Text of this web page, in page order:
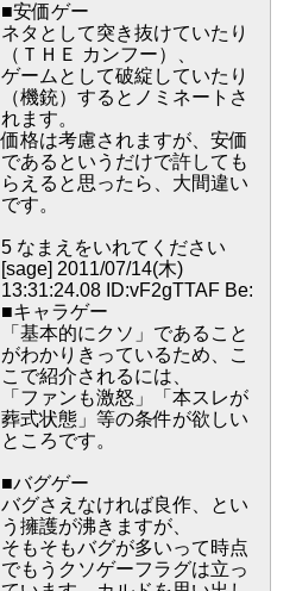
■安価ゲー
ネタとして突き抜けていたり
（ＴＨＥ カンフー）、
ゲームとして破綻していたり
（機銃）するとノミネートさ
れます。
価格は考慮されますが、安価
であるというだけで許しても
らえると思ったら、大間違い
です。
5 なまえをいれてください
[sage] 2011/07/14(木)
13:31:24.08 ID:vF2gTTAF Be:
■キャラゲー
「基本的にクソ」であること
がわかりきっているため、こ
こで紹介されるには、
「ファンも激怒」「本スレが
葬式状態」等の条件が欲しい
ところです。
■バグゲー
バグさえなければ良作、とい
う擁護が沸きますが、
そもそもバグが多いって時点
でもうクソゲーフラグは立っ